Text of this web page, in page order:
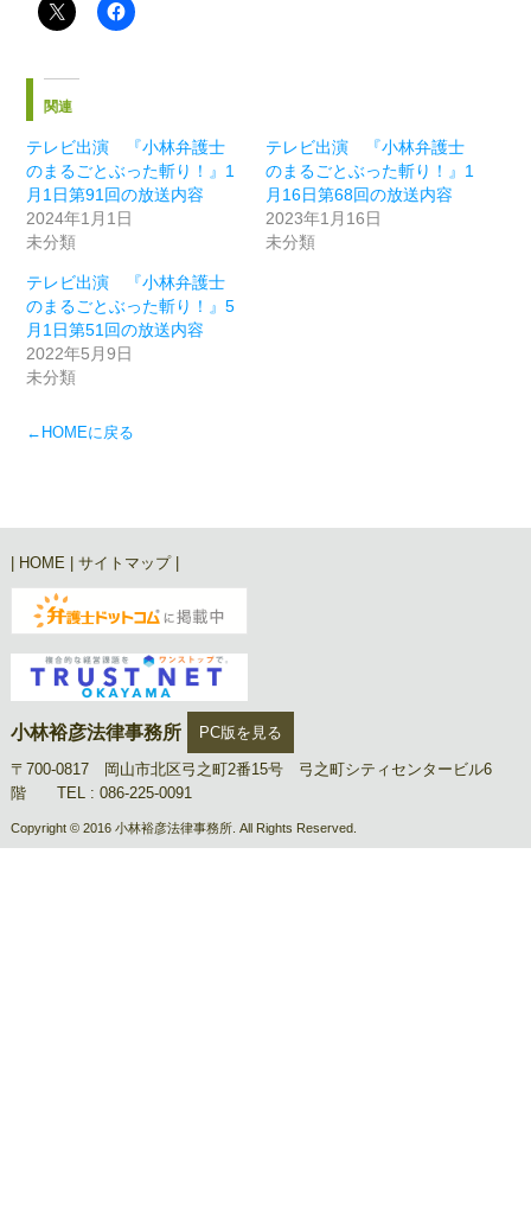
関連
テレビ出演 『小林弁護士
のまるごとぶった斬り！』1
月1日第91回の放送内容
2024年1月1日
未分類
テレビ出演 『小林弁護士
のまるごとぶった斬り！』1
月16日第68回の放送内容
2023年1月16日
未分類
テレビ出演 『小林弁護士
のまるごとぶった斬り！』5
月1日第51回の放送内容
2022年5月9日
未分類
←HOMEに戻る
| HOME | サイトマップ|
小林裕彦法律事務所 PC版を見る
〒700-0817 岡山市北区弓之町2番15号 弓之町シティセンタービル6
階 TEL : 086-225-0091
Copyright © 2016 小林裕彦法律事務所. All Rights Reserved.